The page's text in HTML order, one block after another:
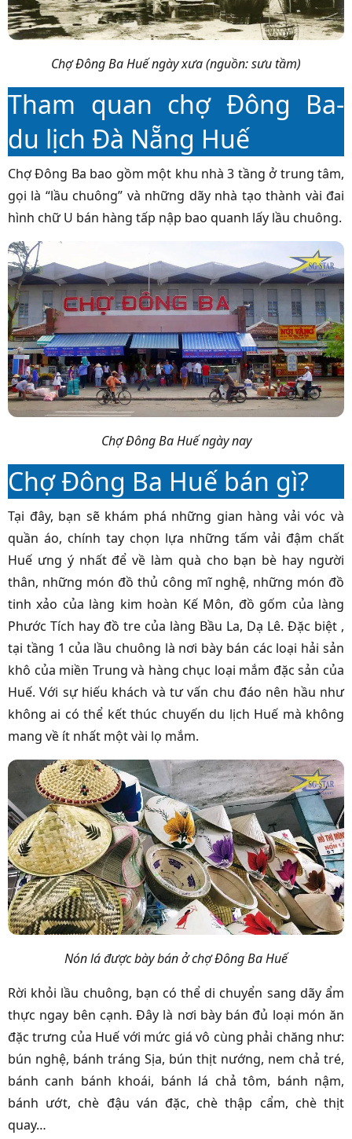
Chợ Đông Ba Huế ngày xưa (nguồn: sưu tầm)
Tham quan chợ Đông Ba-
du lịch Đà Nẵng Huế
Chợ Đông Ba bao gồm một khu nhà 3 tầng ở trung tâm,
gọi là “lầu chuông” và những dãy nhà tạo thành vài đai
hình chữ U bán hàng tấp nập bao quanh lấy lầu chuông.
Chợ Đông Ba Huế ngày nay
Chợ Đông Ba Huế bán gì?
Tại đây, bạn sẽ khám phá những gian hàng vải vóc và
quần áo, chính tay chọn lựa những tấm vải đậm chất
Huế ưng ý nhất để về làm quà cho bạn bè hay người
thân, những món đồ thủ công mĩ nghệ, những món đồ
tinh xảo của làng kim hoàn Kế Môn, đồ gốm của làng
Phước Tích hay đồ tre của làng Bầu La, Dạ Lê. Đặc biệt ,
tại tầng 1 của lầu chuông là nơi bày bán các loại hải sản
khô của miền Trung và hàng chục loại mắm đặc sản của
Huế. Với sự hiếu khách và tư vấn chu đáo nên hầu như
không ai có thể kết thúc chuyến du lịch Huế mà không
mang về ít nhất một vài lọ mắm.
Nón lá được bày bán ở chợ Đông Ba Huế
Rời khỏi lầu chuông, bạn có thể di chuyển sang dãy ẩm
thực ngay bên cạnh. Đây là nơi bày bán đủ loại món ăn
đặc trưng của Huế với mức giá vô cùng phải chăng như:
bún nghệ, bánh tráng Sịa, bún thịt nướng, nem chả tré,
bánh canh bánh khoái, bánh lá chả tôm, bánh nậm,
bánh ướt, chè đậu ván đặc, chè thập cẩm, chè thịt
quay…